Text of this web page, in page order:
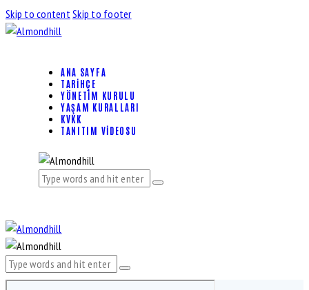
Skip to contentSkip to footer
ANA SAYFA
TARIHÇE
YÖNETIM KURULU
YAŞAM KURALLARI
KVKK
TANITIM VIDEOSU